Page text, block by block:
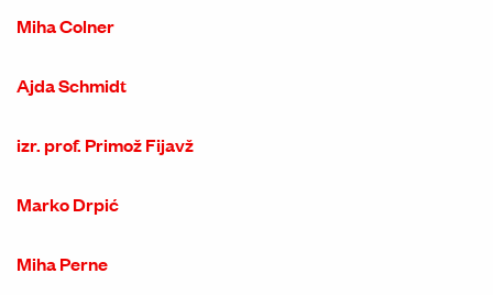
Miha Colner
Ajda Schmidt
izr. prof. Primož Fijavž
Marko Drpić
Miha Perne